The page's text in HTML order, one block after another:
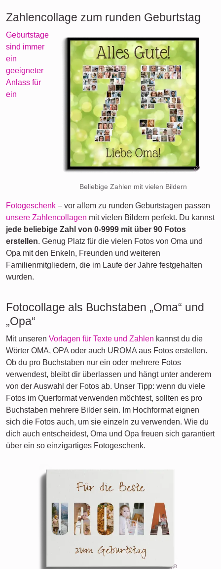
Zahlencollage zum runden Geburtstag
Beliebige Zahlen mit vielen Bildern
Geburtstage
sind immer
ein
geeigneter
Anlass für
ein
Fotogeschenk – vor allem zu runden Geburtstagen passen
unsere Zahlencollagen mit vielen Bildern perfekt. Du kannst
jede beliebige Zahl von 0-9999 mit über 90 Fotos
erstellen. Genug Platz für die vielen Fotos von Oma und
Opa mit den Enkeln, Freunden und weiteren
Familienmitgliedern, die im Laufe der Jahre festgehalten
wurden.
Fotocollage als Buchstaben „Oma“ und
„Opa“
Mit unseren Vorlagen für Texte und Zahlen kannst du die
Wörter OMA, OPA oder auch UROMA aus Fotos erstellen.
Ob du pro Buchstaben nur ein oder mehrere Fotos
verwendest, bleibt dir überlassen und hängt unter anderem
von der Auswahl der Fotos ab. Unser Tipp: wenn du viele
Fotos im Querformat verwenden möchtest, sollten es pro
Buchstaben mehrere Bilder sein. Im Hochformat eignen
sich die Fotos auch, um sie einzeln zu verwenden. Wie du
dich auch entscheidest, Oma und Opa freuen sich garantiert
über ein so einzigartiges Fotogeschenk.